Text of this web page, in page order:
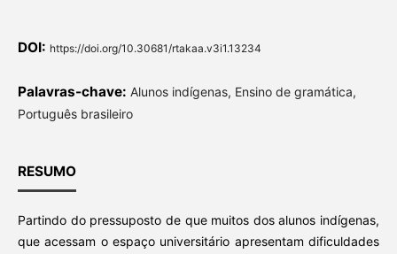
DOI: https://doi.org/10.30681/rtakaa.v3i1.13234
Palavras-chave: Alunos indígenas, Ensino de gramática,
Português brasileiro
RESUMO
Partindo do pressuposto de que muitos dos alunos indígenas,
que acessam o espaço universitário apresentam dificuldades